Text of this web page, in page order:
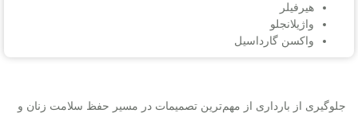
هیرفیلر
واژیلانجلو
واکسن گارداسیل
جلوگیری از بارداری از مهم‌ترین تصمیمات در مسیر حفظ سلامت زنان و